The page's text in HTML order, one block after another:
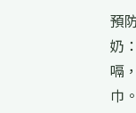
預
奶
嗝
巾。